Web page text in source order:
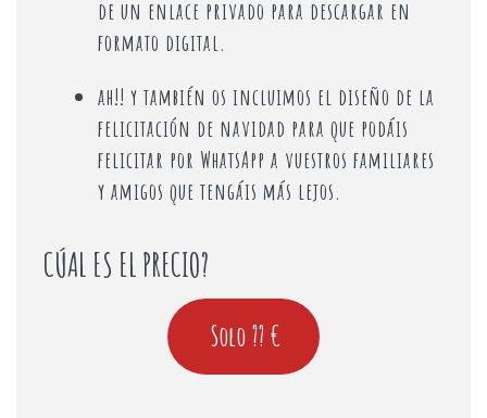
de un enlace privado para descargar en
formato digital.
ah!! y también os incluimos el diseño de la
felicitación de navidad para que podáis
felicitar por WhatsApp a vuestros familiares
y amigos que tengáis más lejos.
CÚAL ES EL PRECIO?